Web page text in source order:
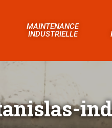
MAINTENANCE
INDUSTRIELLE